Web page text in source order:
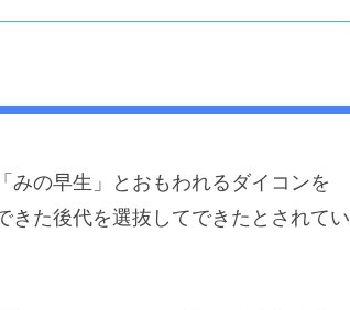
みの早生」とおもわれるダイコンを
きた後代を選抜してできたとされてい